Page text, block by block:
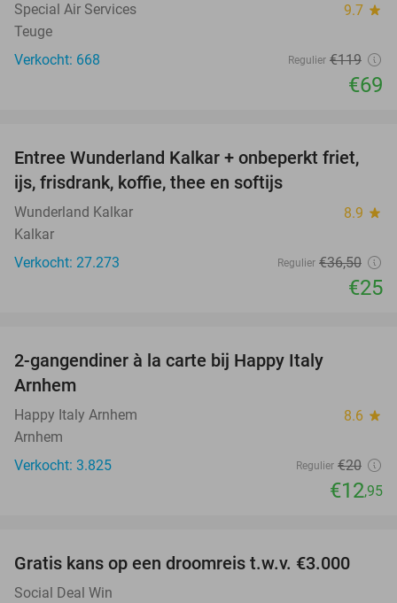
Special Air Services 9.7 star
Teuge
Verkocht: 668
Regulier €119
€69
32%
Entree Wunderland Kalkar + onbeperkt friet,
ijs, frisdrank, koffie, thee en softijs
Wunderland Kalkar 8.9 star
Kalkar
Verkocht: 27.273
Regulier €36,50
€25
2-gangendiner à la carte bij Happy Italy
Arnhem
Happy Italy Arnhem 8.6 star
Arnhem
Verkocht: 3.825
Regulier €20
€12,95
Gratis kans op een droomreis t.w.v. €3.000
Social Deal Win